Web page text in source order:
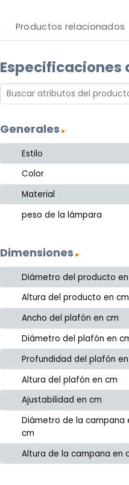
Productos relacionados
Especificaciones
Generales
Estilo
Color
Material
peso de la lámpara
Dimensiones
Diámetro del producto
Altura del producto en cm
Ancho del plafón en cm
Diámetro del plafón en
Profundidad del plafón
Altura del plafón en cm
Ajustabilidad en cm
Diámetro de la campana
cm
Altura de la campana en